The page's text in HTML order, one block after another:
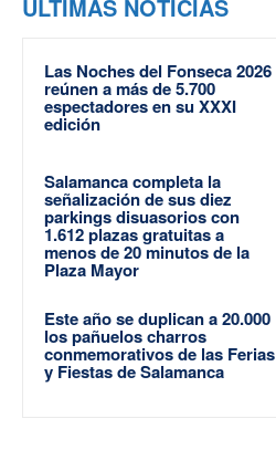
ÚLTIMAS NOTICIAS
Las Noches del Fonseca 2026
reúnen a más de 5.700
espectadores en su XXXI
edición
Salamanca completa la
señalización de sus diez
parkings disuasorios con
1.612 plazas gratuitas a
menos de 20 minutos de la
Plaza Mayor
Este año se duplican a 20.000
los pañuelos charros
conmemorativos de las Ferias
y Fiestas de Salamanca